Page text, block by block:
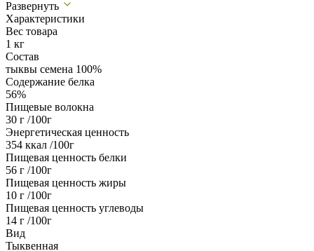
Развернуть
Характеристики
Вес товара
1 кг
Состав
тыквы семена 100%
Содержание белка
56%
Пищевые волокна
30 г /100г
Энергетическая ценность
354 ккал /100г
Пищевая ценность белки
56 г /100г
Пищевая ценность жиры
10 г /100г
Пищевая ценность углеводы
14 г /100г
Вид
Тыквенная